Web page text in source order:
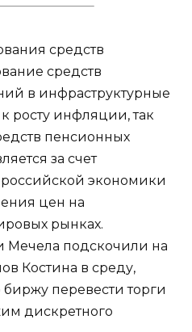
средств
средств
в инфраструктурные
росту инфляции, так
пенсионных
за счет
экономики
цен на
рынках.
подскочили на
Костина в среду,
перевести торги
дискретного